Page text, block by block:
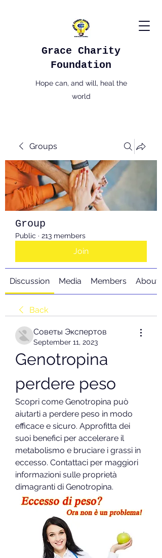
Grace Charity
Foundation
Hope can, and will, heal the
world
Groups
Group
Public · 213 members
Join
Discussion Media Members About
Back
Советы Экспертов
September 11, 2023
Genotropina
perdere peso
Scopri come Genotropina può
aiutarti a perdere peso in modo
efficace e sicuro. Approfitta dei
suoi benefici per accelerare il
metabolismo e bruciare i grassi in
eccesso. Contattaci per maggiori
informazioni sulle proprietà
dimagranti di Genotropina.